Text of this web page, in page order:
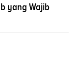
yang Wajib